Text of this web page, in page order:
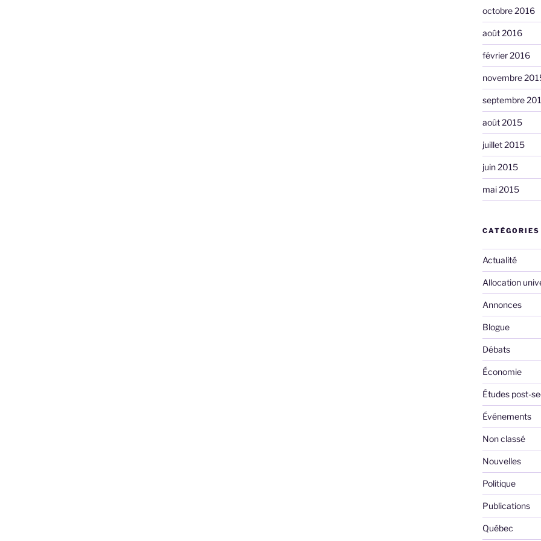
octobre 2016
août 2016
février 2016
novembre
septembre
août 2015
juillet 2015
juin 2015
mai 2015
CATÉGORIES
Actualité
Allocation
Annonces
Blogue
Débats
Économie
Études post-
Événements
Non classé
Nouvelles
Politique
Publications
Québec